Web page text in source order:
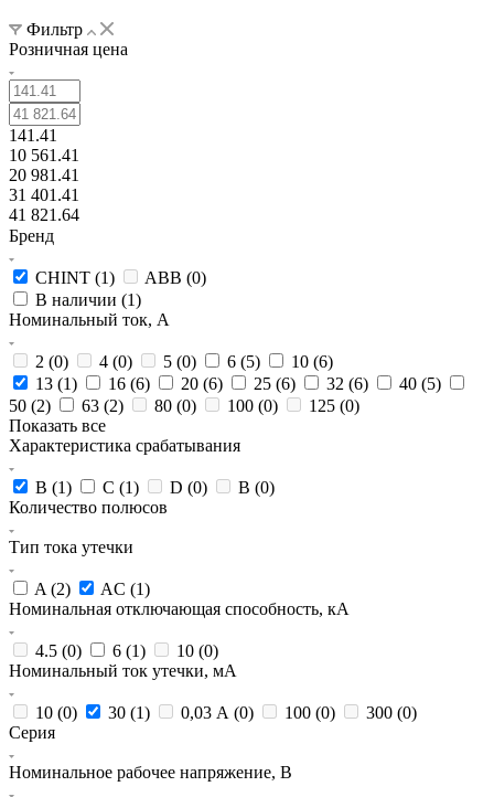
Фильтр
Розничная цена
141.41
10 561.41
20 981.41
31 401.41
41 821.64
Бренд
CHINT (1) ABB (0)
В наличии (1)
Номинальный ток, А
2 (0) 4 (0) 5 (0) 6 (5) 10 (6)
13 (1) 16 (6) 20 (6) 25 (6) 32 (6) 40 (5)
50 (2) 63 (2) 80 (0) 100 (0) 125 (0)
Показать все
Характеристика срабатывания
B (1) C (1) D (0) В (0)
Количество полюсов
Тип тока утечки
A (2) AC (1)
Номинальная отключающая способность, кА
4.5 (0) 6 (1) 10 (0)
Номинальный ток утечки, мА
10 (0) 30 (1) 0,03 А (0) 100 (0) 300 (0)
Серия
Номинальное рабочее напряжение, В